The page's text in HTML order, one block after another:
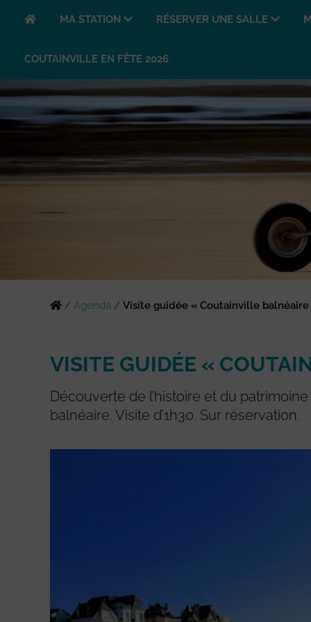
MA STATION RÉSERVER UNE SALLE
COUTAINVILLE EN FÊTE 2026
/ Agenda / Visite guidée « Coutainville balnéaire
VISITE GUIDÉE «
Découverte de l’histoire et du
balnéaire. Visite d’1h30. Sur réservation.